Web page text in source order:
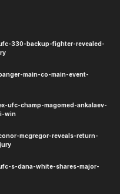
330-backup-fighter-revealed-
main-co-main-event-
ufc-champ-magomed-ankalaev-
win
mcgregor-reveals-return-
s-dana-white-shares-major-